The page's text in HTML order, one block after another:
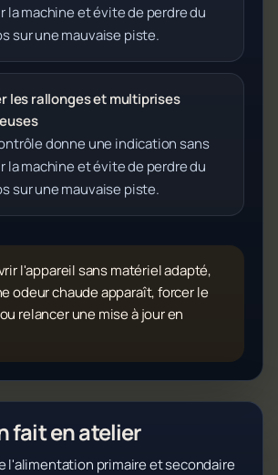
la machine et évite de perdre du
sur une mauvaise piste.
les rallonges et multiprises
donne une indication sans
la machine et évite de perdre du
sur une mauvaise piste.
l'appareil sans matériel adapté,
odeur chaude apparaît, forcer le
relancer une mise à jour en
fait en atelier
l'alimentation primaire et secondaire